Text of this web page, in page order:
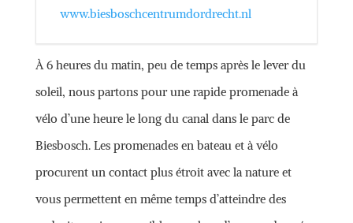
www.biesboschcentrumdordrecht.nl
À 6 heures du matin, peu de temps après le lever du
soleil, nous partons pour une rapide promenade à
vélo d’une heure le long du canal dans le parc de
Biesbosch. Les promenades en bateau et à vélo
procurent un contact plus étroit avec la nature et
vous permettent en même temps d’atteindre des